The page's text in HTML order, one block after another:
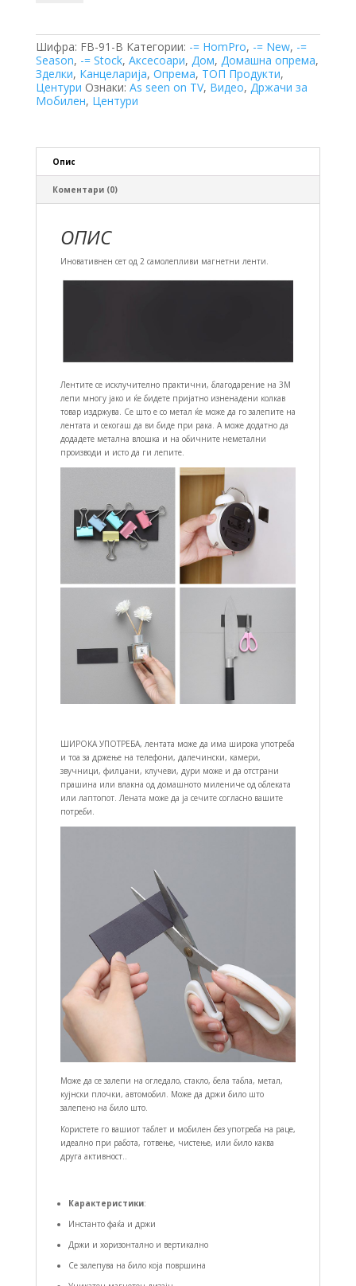
Шифра: FB-91-B Категории: -= HomPro, -= New, -=
Season, -= Stock, Аксесоари, Дом, Домашна опрема,
Зделки, Канцеларија, Опрема, ТОП Продукти,
Центури Ознаки: As seen on TV, Видео, Држачи за
Мобилен, Центури
Опис
Коментари (0)
ОПИС
Иновативнен сет од 2 самолепливи магнетни ленти.
Лентите се исклучително практични, благодарение на 3М
лепи многу јако и ќе бидете пријатно изненадени колкав
товар издржува. Се што е со метал ќе може да го залепите на
лентата и секогаш да ви биде при рака. А може додатно да
додадете метална влошка и на обичните неметални
производи и исто да ги лепите.
ШИРОКА УПОТРЕБА, лентата може да има широка употреба
и тоа за држење на телефони, далечински, камери,
звучници, филџани, клучеви, дури може и да отстрани
прашина или влакна од домашното милениче од облеката
или лаптопот. Лената може да ја сечите согласно вашите
потреби.
Може да се залепи на огледало, стакло, бела табла, метал,
кујнски плочки, автомобил. Може да држи било што
залепено на било што.
Користете го вашиот таблет и мобилен без употреба на раце,
идеално при работа, готвење, чистење, или било каква
друга активност..
Карактеристики:
Инстанто фаќа и држи
Држи и хоризонтално и вертикално
Се залепува на било која површина